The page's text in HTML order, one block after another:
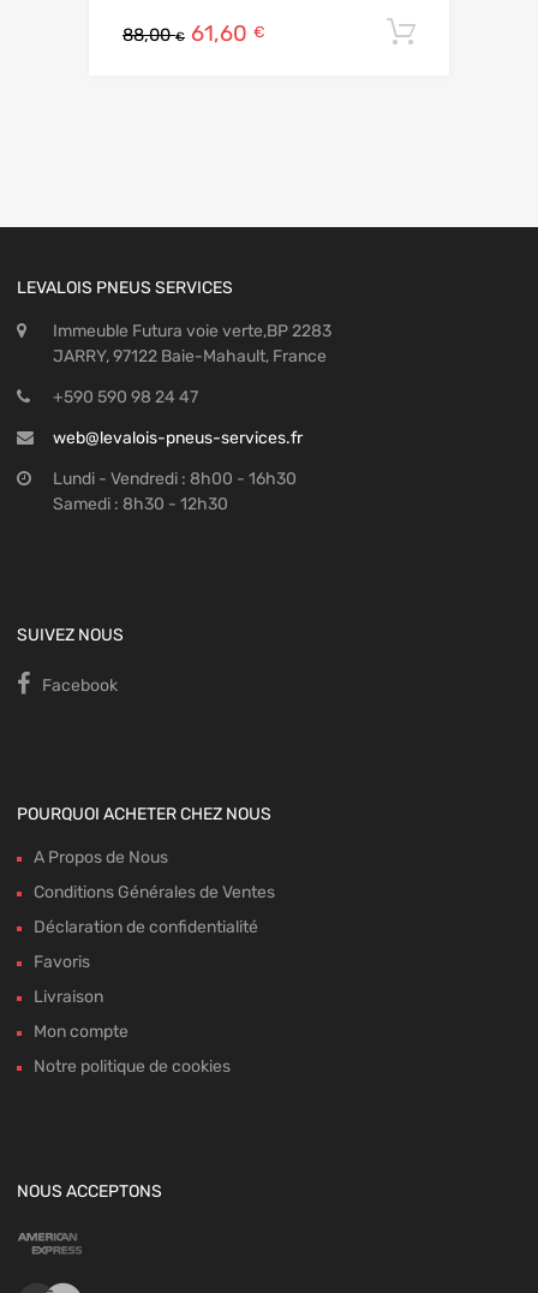
88,00€ 61,60 €
LEVALOIS PNEUS SERVICES
Immeuble Futura voie verte,BP 2283
JARRY, 97122 Baie-Mahault, France
+590 590 98 24 47
web@levalois-pneus-services.fr
Lundi - Vendredi : 8h00 - 16h30
Samedi : 8h30 - 12h30
SUIVEZ NOUS
Facebook
POURQUOI ACHETER CHEZ NOUS
A Propos de Nous
Conditions Générales de Ventes
Déclaration de confidentialité
Favoris
Livraison
Mon compte
Notre politique de cookies
NOUS ACCEPTONS